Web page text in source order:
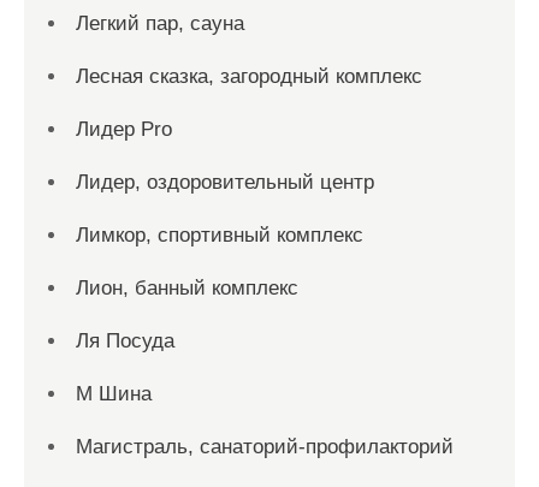
Легкий пар, сауна
Лесная сказка, загородный комплекс
Лидер Pro
Лидер, оздоровительный центр
Лимкор, спортивный комплекс
Лион, банный комплекс
Ля Посуда
М Шина
Магистраль, санаторий-профилакторий